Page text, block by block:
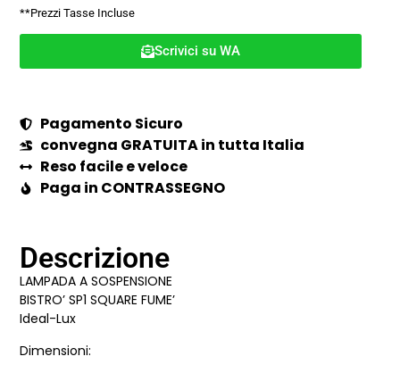
**Prezzi Tasse Incluse
Scrivici su WA
Pagamento Sicuro
convegna GRATUITA in tutta Italia
Reso facile e veloce
Paga in CONTRASSEGNO
Descrizione
LAMPADA A SOSPENSIONE
BISTRO’ SP1 SQUARE FUME’
Ideal-Lux
Dimensioni: